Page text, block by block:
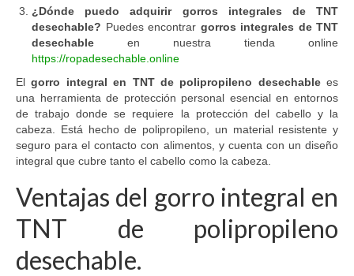
¿Dónde puedo adquirir gorros integrales de TNT
desechable? Puedes encontrar gorros integrales de TNT
desechable en nuestra tienda online
https://ropadesechable.online
Elgorro integral en TNT de polipropileno desechablees
una herramienta de protección personal esencial en entornos
de trabajo donde se requiere la protección del cabello y la
cabeza. Está hecho de polipropileno, un material resistente y
seguro para el contacto con alimentos, y cuenta con un diseño
integral que cubre tanto el cabello como la cabeza.
Ventajas del gorro integral en
TNT de polipropileno
desechable.